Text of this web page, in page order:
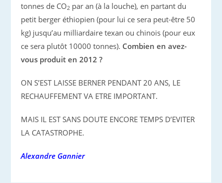
tonnes de CO2 par an (à la louche), en partant du
petit berger éthiopien (pour lui ce sera peut-être 50
kg) jusqu’au milliardaire texan ou chinois (pour eux
ce sera plutôt 10000 tonnes). Combien en avez-
vous produit en 2012 ?
ON S’EST LAISSE BERNER PENDANT 20 ANS, LE
RECHAUFFEMENT VA ETRE IMPORTANT.
MAIS IL EST SANS DOUTE ENCORE TEMPS D’EVITER
LA CATASTROPHE.
Alexandre Gannier